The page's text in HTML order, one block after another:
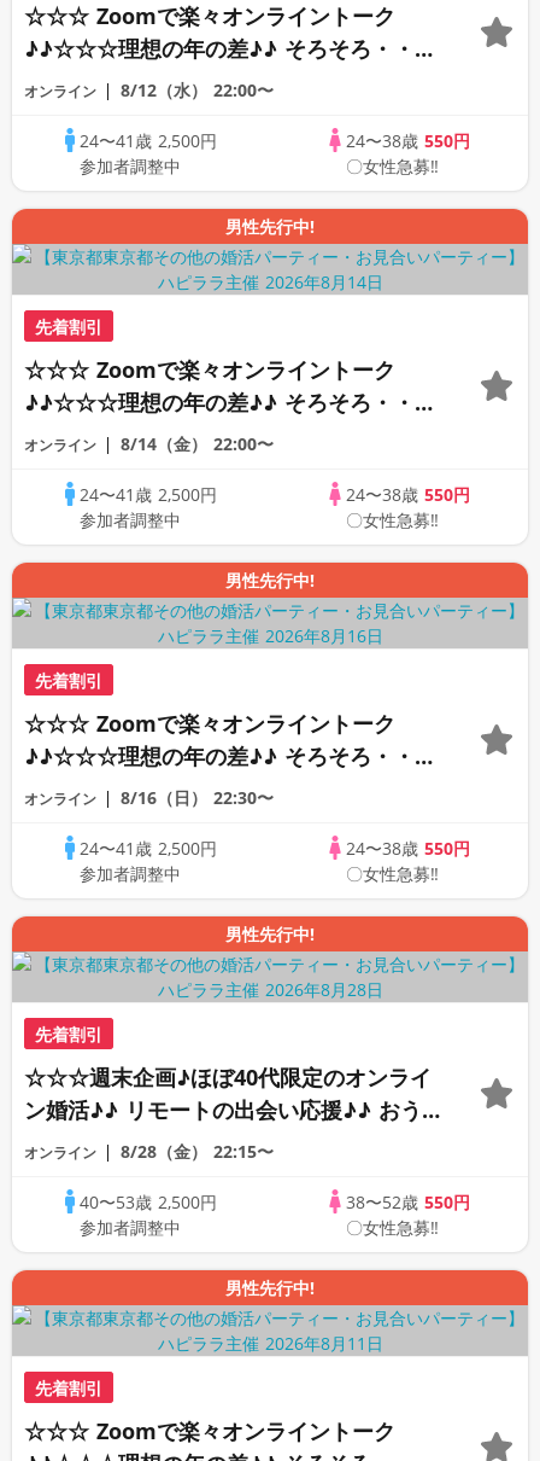
☆☆☆ Zoomで楽々オンライントーク
♪♪☆☆☆理想の年の差♪♪ そろそろ・・・
素敵な恋人見つけたい♪ ♪☆カジュアルな
行あり♪♪
オンライン 8/12（水） 22:00〜
24〜41歳 2,500円
参加者調整中
24〜38歳 550円
〇女性急募‼
男性先行中!
先着割引
☆☆☆ Zoomで楽々オンライントーク
♪♪☆☆☆理想の年の差♪♪ そろそろ・・・
素敵な恋人見つけたい♪ ♪☆カジュアルな
行あり♪♪
オンライン 8/14（金） 22:00〜
24〜41歳 2,500円
参加者調整中
24〜38歳 550円
〇女性急募‼
男性先行中!
先着割引
☆☆☆ Zoomで楽々オンライントーク
♪♪☆☆☆理想の年の差♪♪ そろそろ・・・
素敵な恋人見つけたい♪ ♪☆カジュアルな
行あり♪♪
オンライン 8/16（日） 22:30〜
24〜41歳 2,500円
参加者調整中
24〜38歳 550円
〇女性急募‼
男性先行中!
先着割引
☆☆☆週末企画♪ほぼ40代限定のオンライ
ン婚活♪♪ リモートの出会い応援♪♪ おう
ちで乾杯しませんか♪♪ ☆全国の方が対象
PARTY!!
オンライン 8/28（金） 22:15〜
40〜53歳 2,500円
参加者調整中
38〜52歳 550円
〇女性急募‼
男性先行中!
先着割引
☆☆☆ Zoomで楽々オンライントーク